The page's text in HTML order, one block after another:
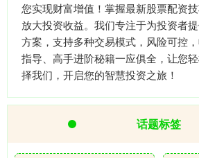
您实现财富增值！掌握最新股票配资
放大投资收益。我们专注于为投资者
方案，支持多种交易模式，风险可控
指导、高手进阶秘籍一应俱全，让您
择我们，开启您的智慧投资之旅！
话题标签